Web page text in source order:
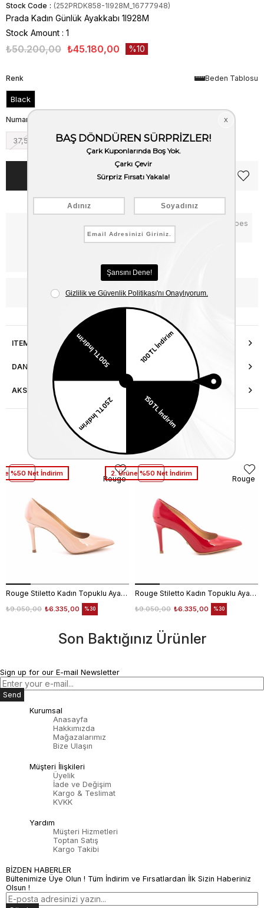
Stock Code (252PRDK858-1I928M_16777948)
Prada Kadın Günlük Ayakkabı 1I928M
Stock Amount : 1
₺50.200,00 ₺45.180,00 10
Beden Tablosu
Renk
Black
Numara
37,5 38 38,5 39 40 41
Critical Stock
Notify me when the price goes
down
WhatsApp’tan Bilgi Al
ITEM FEATURES
DANIŞMA HATTI
AKSESUAR ONARIMI
Similar Items
Rouge Stiletto Kadın Topuklu Ayakkabı 4924-02V8
₺6.335,00
₺9.050,00 %30
%50 Net İndirim
Rouge
Rouge Stiletto Kadın Topuklu Ayakkabı 4924-02V8
₺6.335,00
₺9.050,00 %30
2. Ürüne %50 Net İndirim
Rouge
Son Baktığınız Ürünler
Sign up for our E-mail Newsletter
Send
Kurumsal
Anasayfa
Hakkımızda
Mağazalarımız
Bize Ulaşın
Müşteri İlişkileri
Üyelik
İade ve Değişim
Kargo & Teslimat
KVKK
Yardım
Müşteri Hizmetleri
Toptan Satış
Kargo Takibi
BİZDEN HABERLER
Bültenimize Üye Olun ! Tüm İndirim ve Fırsatlardan İlk Sizin Haberiniz
Olsun !